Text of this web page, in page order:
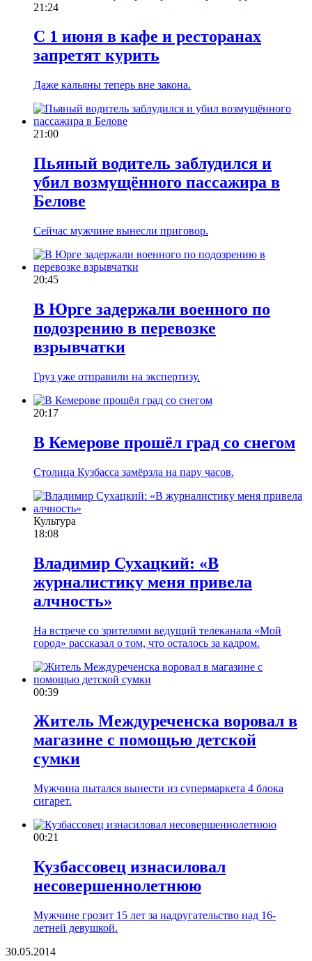
21:24
С 1 июня в кафе и ресторанах
запретят курить
Даже кальяны теперь вне закона.
21:00
Пьяный водитель заблудился и
убил возмущённого пассажира в
Белове
Сейчас мужчине вынесли приговор.
20:45
В Юрге задержали военного по
подозрению в перевозке
взрывчатки
Груз уже отправили на экспертизу.
20:17
В Кемерове прошёл град со снегом
Столица Кузбасса замёрзла на пару часов.
Культура
18:08
Владимир Сухацкий: «В
журналистику меня привела
алчность»
На встрече со зрителями ведущий телеканала «Мой
город» рассказал о том, что осталось за кадром.
00:39
Житель Междуреченска воровал в
магазине с помощью детской
сумки
Мужчина пытался вынести из супермаркета 4 блока
сигарет.
00:21
Кузбассовец изнасиловал
несовершеннолетнюю
Мужчине грозит 15 лет за надругательство над 16-
летней девушкой.
30.05.2014